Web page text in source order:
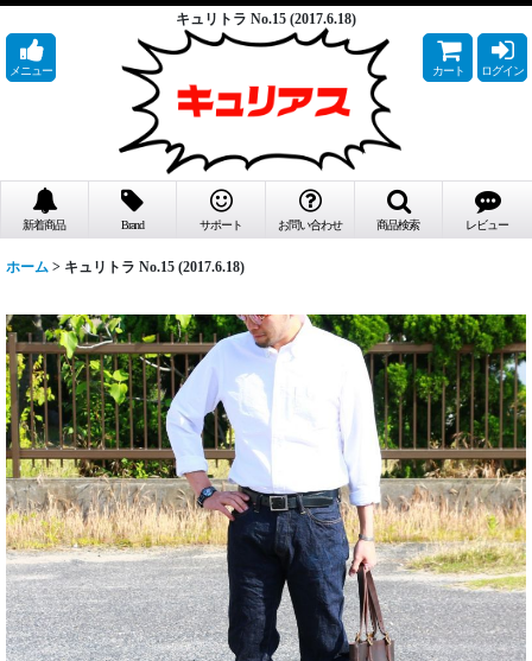
キュリトラ No.15 (2017.6.18)
メニュー カート ログイン
新着商品 Brand サポート お問い合わせ 商品検索 レビュー
ホーム > キュリトラ No.15 (2017.6.18)